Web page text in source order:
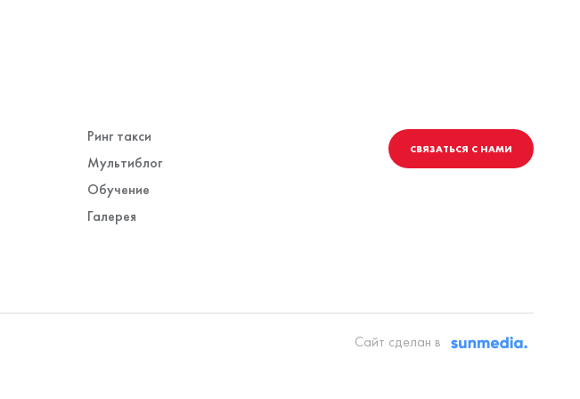
Ринг такси
Мультиблог
Обучение
Галерея
СВЯЗАТЬСЯ С НАМИ
Сайт сделан в